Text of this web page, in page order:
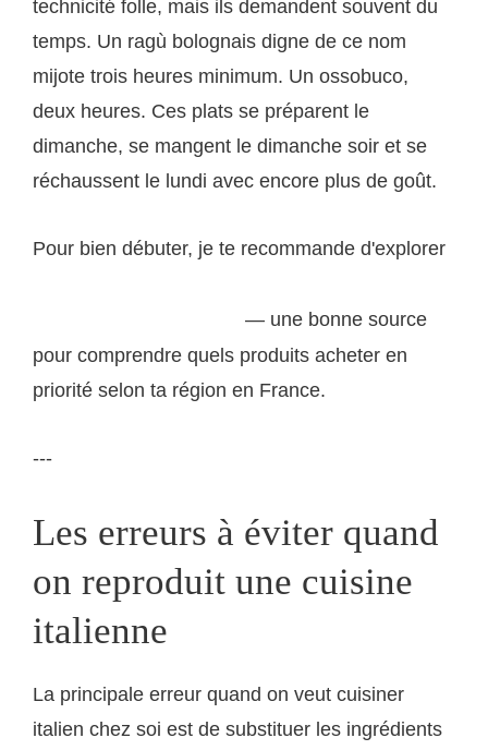
technicité folle, mais ils demandent souvent du
temps. Un ragù bolognais digne de ce nom
mijote trois heures minimum. Un ossobuco,
deux heures. Ces plats se préparent le
dimanche, se mangent le dimanche soir et se
réchaussent le lundi avec encore plus de goût.
Pour bien débuter, je te recommande d'explorer
— une bonne source
pour comprendre quels produits acheter en
priorité selon ta région en France.
---
Les erreurs à éviter quand
on reproduit une cuisine
italienne
La principale erreur quand on veut cuisiner
italien chez soi est de substituer les ingrédients